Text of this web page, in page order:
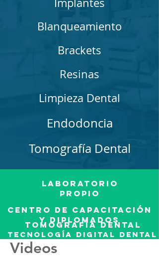
Centro de capacitación
y diplomados
Laboratorio
propio
tomografía dental
TECNOLOGÍA DIGITAL DENTAL
Endodoncia
Tomografía Dental
Blanqueamiento
Brackets
Resinas
Limpieza Dental
Videos